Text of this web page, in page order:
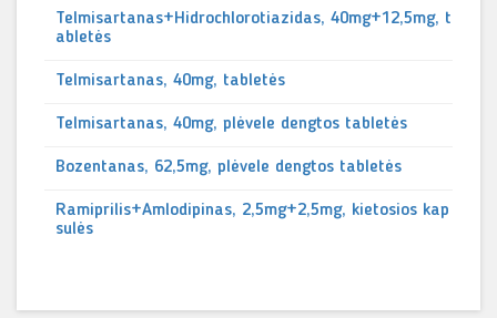
Telmisartanas+Hidrochlorotiazidas, 40mg+12,5mg, t
abletės
Telmisartanas, 40mg, tabletės
Telmisartanas, 40mg, plėvele dengtos tabletės
Bozentanas, 62,5mg, plėvele dengtos tabletės
Ramiprilis+Amlodipinas, 2,5mg+2,5mg, kietosios kap
sulės